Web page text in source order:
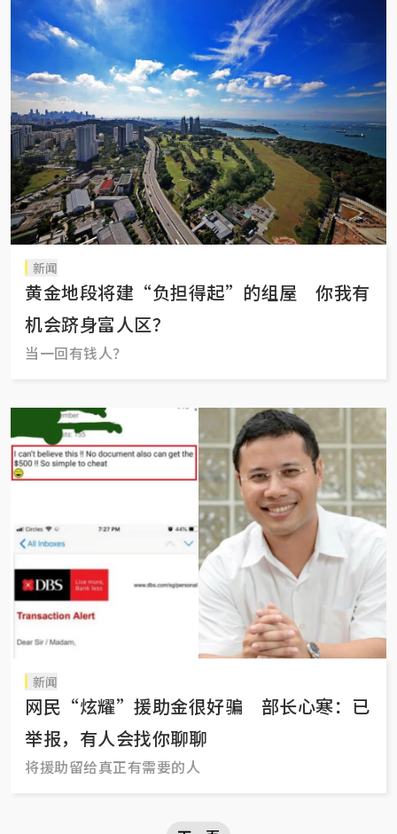
新闻
黄金地段​将建“负担得起”的组屋​​​ 你我有
机会跻身富人区？
当一回有钱人？
新闻
网民“炫耀”援助金很好骗 部长心寒：已
举报，有人会找你聊聊
将援助留给真正有需要的人